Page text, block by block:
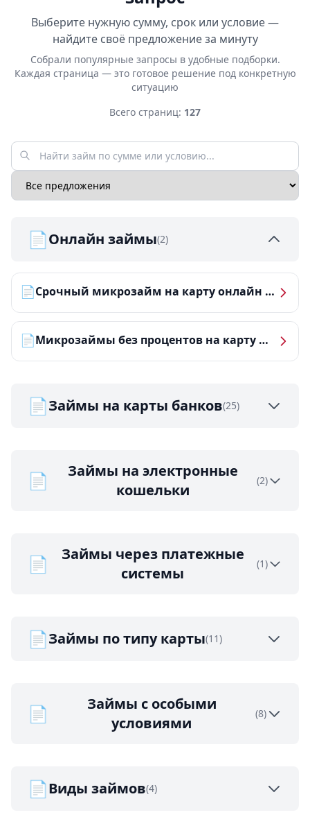
Выберите нужную сумму, срок или условие —
найдите своё предложение за минуту
Собрали популярные запросы в удобные подборки.
Каждая страница — это готовое решение под конкретную
ситуацию
Всего страниц: 127
📄Онлайн займы(2)
📄 Срочный микрозайм на карту онлайн — получить деньги за 5 минут
📄 Микрозаймы без процентов на карту — ТОП-10 за 2026 год
📄Займы на карты банков(25)
📄
Займы на электронные
кошельки
(2)
📄
Займы через платежные
системы
(1)
📄Займы по типу карты(11)
📄
Займы с особыми
условиями
(8)
📄Виды займов(4)